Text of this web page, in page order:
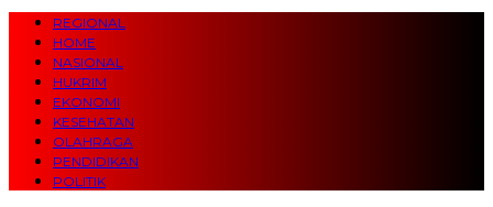
REGIONAL
HOME
NASIONAL
HUKRIM
EKONOMI
KESEHATAN
OLAHRAGA
PENDIDIKAN
POLITIK